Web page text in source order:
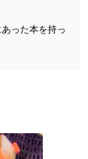
った本を持っ